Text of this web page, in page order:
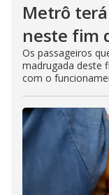
Metrô
neste fim
Os passageiros
madrugada deste
com o